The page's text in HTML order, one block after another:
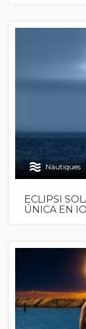
Nàutiques
ECLIPSI
ÚNICA EN